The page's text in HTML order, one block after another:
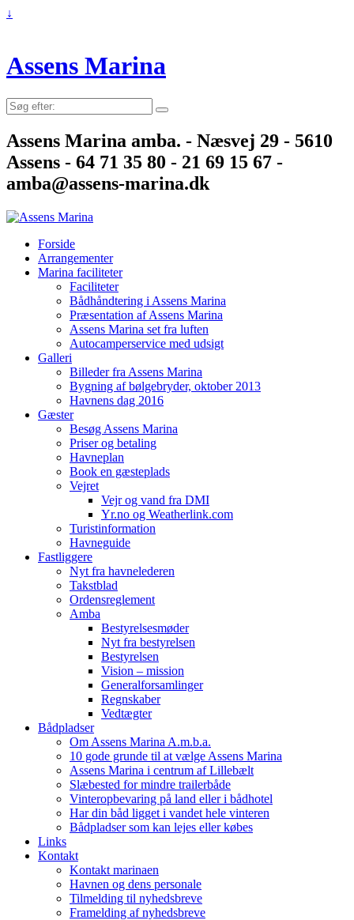
↓
Assens Marina
Søg
efter:
Assens Marina amba. - Næsvej 29 - 5610
Assens - 64 71 35 80 - 21 69 15 67 -
amba@assens-marina.dk
Forside
Arrangementer
Marina faciliteter
Faciliteter
Bådhåndtering i Assens Marina
Præsentation af Assens Marina
Assens Marina set fra luften
Autocamperservice med udsigt
Galleri
Billeder fra Assens Marina
Bygning af bølgebryder, oktober 2013
Havnens dag 2016
Gæster
Besøg Assens Marina
Priser og betaling
Havneplan
Book en gæsteplads
Vejret
Vejr og vand fra DMI
Yr.no og Weatherlink.com
Turistinformation
Havneguide
Fastliggere
Nyt fra havnelederen
Takstblad
Ordensreglement
Amba
Bestyrelsesmøder
Nyt fra bestyrelsen
Bestyrelsen
Vision – mission
Generalforsamlinger
Regnskaber
Vedtægter
Bådpladser
Om Assens Marina A.m.b.a.
10 gode grunde til at vælge Assens Marina
Assens Marina i centrum af Lillebælt
Slæbested for mindre trailerbåde
Vinteropbevaring på land eller i bådhotel
Har din båd ligget i vandet hele vinteren
Bådpladser som kan lejes eller købes
Links
Kontakt
Kontakt marinaen
Havnen og dens personale
Tilmelding til nyhedsbreve
Framelding af nyhedsbreve